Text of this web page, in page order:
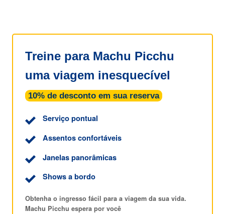
Treine para Machu Picchu
uma viagem inesquecível
10% de desconto em sua reserva
Serviço pontual
Assentos confortáveis
Janelas panorâmicas
Shows a bordo
Obtenha o ingresso fácil para a viagem da sua vida.
Machu Picchu espera por você